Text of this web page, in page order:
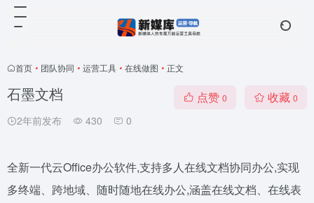
首页 • 团队协同 • 运营工具 • 在线做图 • 正文
石墨文档
2年前发布 430 0
点赞 0 收藏 0
全新一代云Office办公软件,支持多人在线文档协同办公,实现
多终端、跨地域、随时随地在线办公,涵盖在线文档、在线表